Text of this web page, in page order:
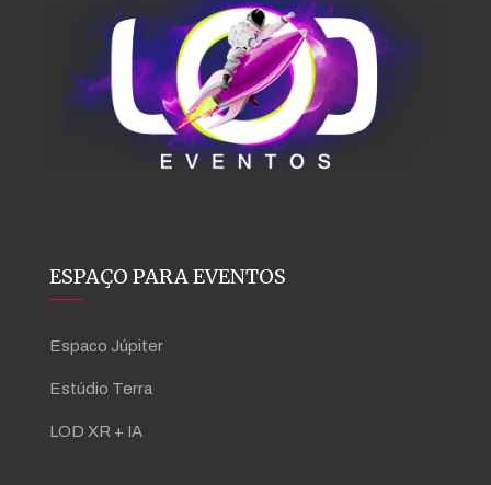
ESPAÇO PARA EVENTOS
Espaco Júpiter
Estúdio Terra
LOD XR + IA